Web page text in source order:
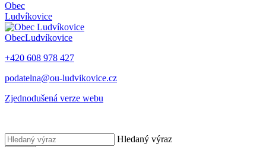
Obec
Ludvíkovice
ObecLudvíkovice
+420 608 978 427
podatelna@ou-ludvikovice.cz
Zjednodušená verze webu
Hledaný výraz